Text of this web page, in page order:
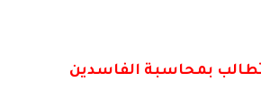
بمحاسبة الفاسدين